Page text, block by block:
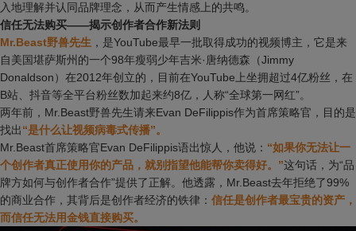
入地理解并认同品牌理念，从而产生情感上的共鸣。
信任无法购买——揭示创作者合作新法则
Mr.Beast野兽先生 ，是YouTube最早一批取得成功的视频博主，它是来
自美国堪萨斯州的一个98年瘦弱少年吉米·唐纳德森（Jimmy
Donaldson）在2012年创立的，目前在YouTube上坐拥超过4亿粉丝，在
B站、抖音等全平台粉丝数加起来约8亿，人称“全球第一网红”。
两年前，Mr.Beast野兽先生请来Evan DeFilippis作为首席策略官，目的是
找出“是什么让视频病毒式传播”。
Mr.Beast首席策略官Evan DeFilippis语出惊人，他说： “如果你无法让一
个创作者真正使用你的产品，就别指望他能帮你卖得好。”这句话，为“品
牌方如何与创作者合作”提供了正解。他透露，Mr.Beast去年拒绝了99%
的商业合作，其背后是创作者经济的铁律： 信任是创作者最宝贵的资产，
而信任无法用金钱直接购买。